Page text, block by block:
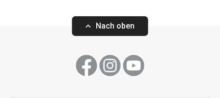
Nach oben